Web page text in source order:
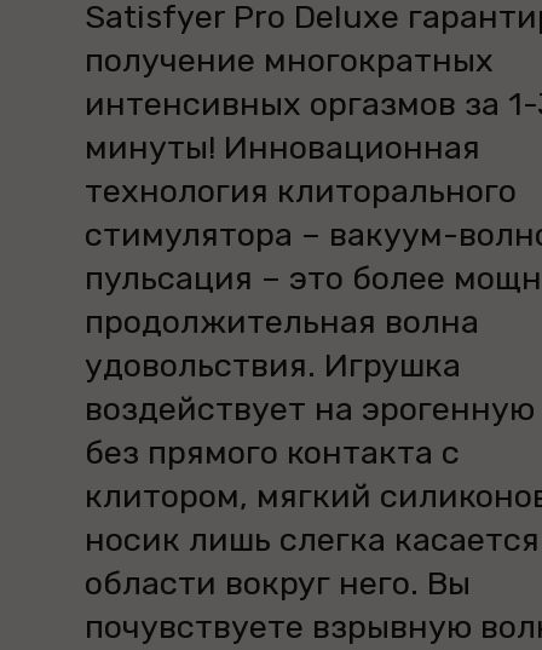
Satisfyer Pro Deluxe
получение многократных
интенсивных оргазмов за
минуты! Инновационная
технология клиторального
стимулятора – вакуум-
пульсация – это более
продолжительная волна
удовольствия. Игрушка
воздействует на эрогенную
без прямого контакта с
клитором, мягкий
носик лишь слегка касается
области вокруг него. Вы
почувствуете взрывную